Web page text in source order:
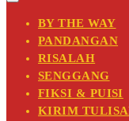
BY THE WAY
PANDANGAN
RISALAH
SENGGANG
FIKSI & PUISI
KIRIM